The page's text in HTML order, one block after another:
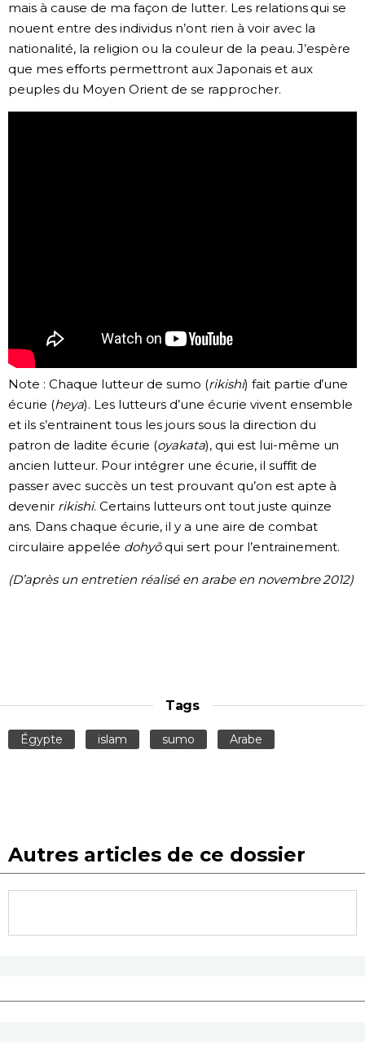
mais à cause de ma façon de lutter. Les relations qui se
nouent entre des individus n’ont rien à voir avec la
nationalité, la religion ou la couleur de la peau. J’espère
que mes efforts permettront aux Japonais et aux
peuples du Moyen Orient de se rapprocher.
Note : Chaque lutteur de sumo (rikishi) fait partie d’une
écurie (heya). Les lutteurs d’une écurie vivent ensemble
et ils s’entrainent tous les jours sous la direction du
patron de ladite écurie (oyakata), qui est lui-même un
ancien lutteur. Pour intégrer une écurie, il suffit de
passer avec succès un test prouvant qu’on est apte à
devenir rikishi. Certains lutteurs ont tout juste quinze
ans. Dans chaque écurie, il y a une aire de combat
circulaire appelée dohyôqui sert pour l’entrainement.
(D’après un entretien réalisé en arabe en novembre 2012)
Tags
Égypte islam sumo Arabe
Autres articles de ce dossier